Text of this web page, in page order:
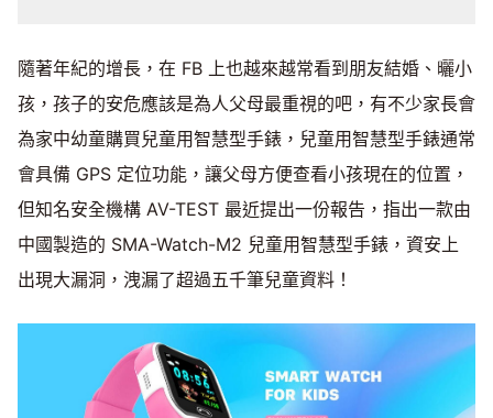
隨著年紀的增長，在 FB 上也越來越常看到朋友結婚、曬小
孩，孩子的安危應該是為人父母最重視的吧，有不少家長會
為家中幼童購買兒童用智慧型手錶，兒童用智慧型手錶通常
會具備 GPS 定位功能，讓父母方便查看小孩現在的位置，
但知名安全機構 AV-TEST 最近提出一份報告，指出一款由
中國製造的 SMA-Watch-M2 兒童用智慧型手錶，資安上
出現大漏洞，洩漏了超過五千筆兒童資料！